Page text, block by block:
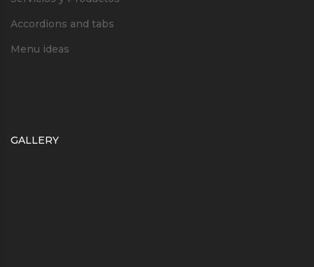
Accordions and tabs
Menu ideas
GALLERY